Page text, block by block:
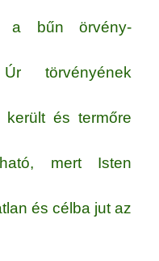
a bűn örvény-
törvényének
és termőre
mert Isten
és célba jut az